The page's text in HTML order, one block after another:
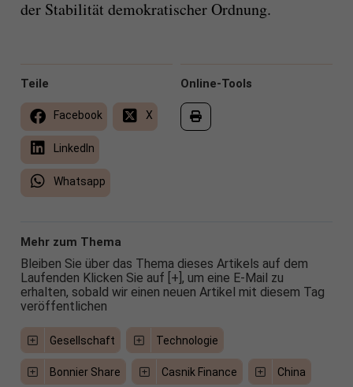
der Stabilität demokratischer Ordnung.
Online-Tools
Teile
Facebook X
LinkedIn
Whatsapp
Mehr zum Thema
Bleiben Sie über das Thema dieses Artikels auf dem
Laufenden Klicken Sie auf [+], um eine E-Mail zu
erhalten, sobald wir einen neuen Artikel mit diesem Tag
veröffentlichen
Gesellschaft Technologie
Bonnier Share Casnik Finance China